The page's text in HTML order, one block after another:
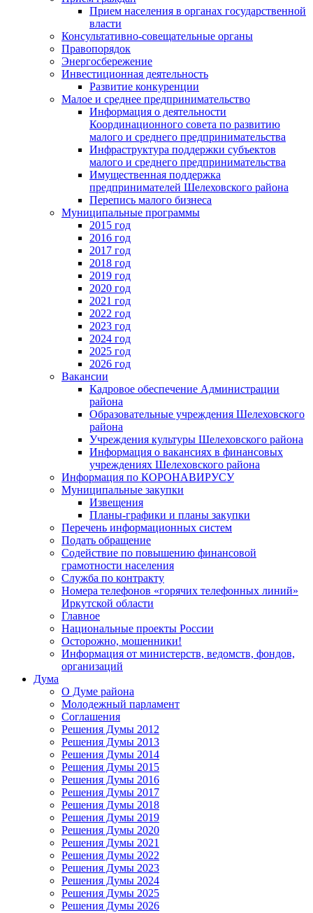
Прием населения в органах государственной
власти
Консультативно-совещательные органы
Правопорядок
Энергосбережение
Инвестиционная деятельность
Развитие конкуренции
Малое и среднее предпринимательство
Информация о деятельности
Координационного совета по развитию
малого и среднего предпринимательства
Инфраструктура поддержки субъектов
малого и среднего предпринимательства
Имущественная поддержка
предпринимателей Шелеховского района
Перепись малого бизнеса
Муниципальные программы
2015 год
2016 год
2017 год
2018 год
2019 год
2020 год
2021 год
2022 год
2023 год
2024 год
2025 год
2026 год
Вакансии
Кадровое обеспечение Администрации
района
Образовательные учреждения Шелеховского
района
Учреждения культуры Шелеховского района
Информация о вакансиях в финансовых
учреждениях Шелеховского района
Информация по КОРОНАВИРУСУ
Муниципальные закупки
Извещения
Планы-графики и планы закупки
Перечень информационных систем
Подать обращение
Содействие по повышению финансовой
грамотности населения
Служба по контракту
Номера телефонов «горячих телефонных линий»
Иркутской области
Главное
Национальные проекты России
Осторожно, мошенники!
Информация от министерств, ведомств, фондов,
организаций
Дума
О Думе района
Молодежный парламент
Соглашения
Решения Думы 2012
Решения Думы 2013
Решения Думы 2014
Решения Думы 2015
Решения Думы 2016
Решения Думы 2017
Решения Думы 2018
Решения Думы 2019
Решения Думы 2020
Решения Думы 2021
Решения Думы 2022
Решения Думы 2023
Решения Думы 2024
Решения Думы 2025
Решения Думы 2026